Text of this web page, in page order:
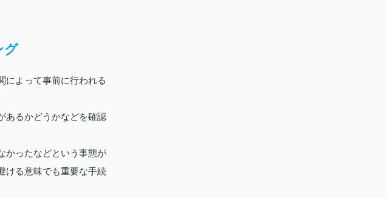
グ
によって事前に行われる
あるかどうかなどを確認
かったなどという事態が
ける意味でも重要な手続